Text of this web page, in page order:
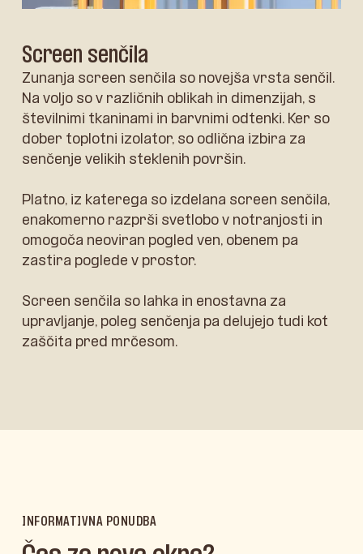
Screen senčila
Zunanja screen senčila so novejša vrsta senčil.
Na voljo so v različnih oblikah in dimenzijah, s
številnimi tkaninami in barvnimi odtenki. Ker so
dober toplotni izolator, so odlična izbira za
senčenje velikih steklenih površin.
Platno, iz katerega so izdelana screen senčila,
enakomerno razprši svetlobo v notranjosti in
omogoča neoviran pogled ven, obenem pa
zastira poglede v prostor.
Screen senčila so lahka in enostavna za
upravljanje, poleg senčenja pa delujejo tudi kot
zaščita pred mrčesom.
INFORMATIVNA PONUDBA